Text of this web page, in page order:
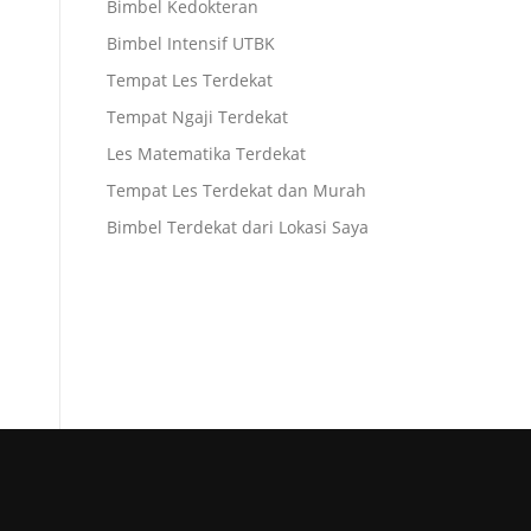
Bimbel Kedokteran
Bimbel Intensif UTBK
Tempat Les Terdekat
Tempat Ngaji Terdekat
Les Matematika Terdekat
Tempat Les Terdekat dan Murah
Bimbel Terdekat dari Lokasi Saya